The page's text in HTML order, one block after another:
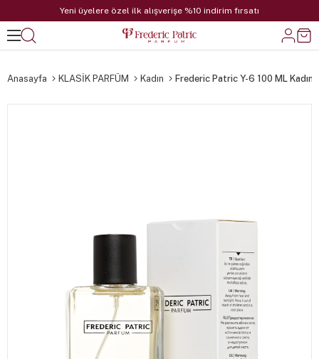
Yeni üyelere özel ilk alışverişe %10 indirim fırsatı
Anasayfa KLASİK PARFÜM Kadın Frederic Patric Y-6 100 ML Kadın